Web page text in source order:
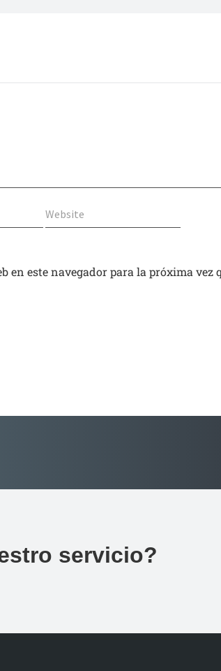
en este navegador para la próxima vez
servicio?